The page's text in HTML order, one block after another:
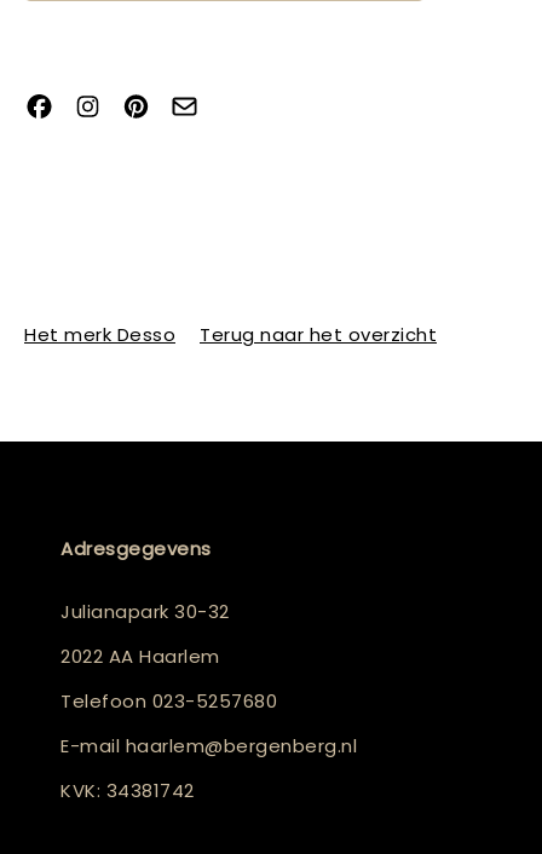
Het merk Desso Terug naar het overzicht
Adresgegevens
Julianapark 30-32
2022 AA Haarlem
Telefoon 023-5257680
E-mail haarlem@bergenberg.nl
KVK: 34381742